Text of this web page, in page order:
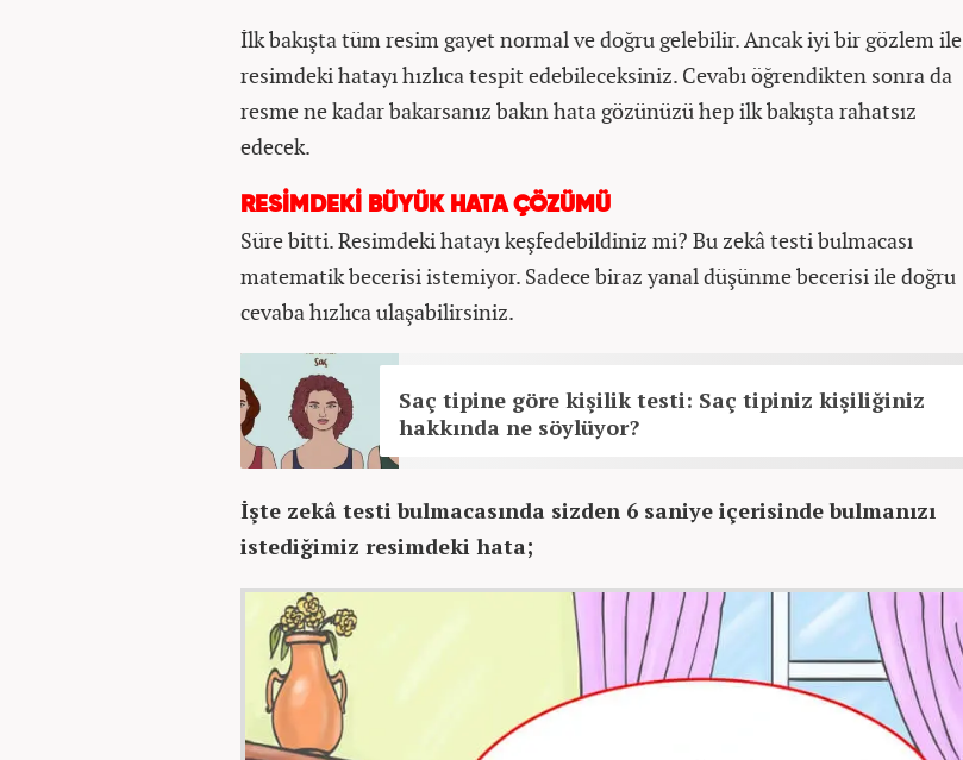
İlk bakışta tüm resim gayet normal ve doğru gelebilir. Ancak iyi bir gözlem ile
resimdeki hatayı hızlıca tespit edebileceksiniz. Cevabı öğrendikten sonra da
resme ne kadar bakarsanız bakın hata gözünüzü hep ilk bakışta rahatsız
edecek.
RESİMDEKİ BÜYÜK HATA ÇÖZÜMÜ
Süre bitti. Resimdeki hatayı keşfedebildiniz mi? Bu zekâ testi bulmacası
matematik becerisi istemiyor. Sadece biraz yanal düşünme becerisi ile doğru
cevaba hızlıca ulaşabilirsiniz.
Saç tipine göre kişilik testi: Saç tipiniz kişiliğiniz
hakkında ne söylüyor?
İşte zekâ testi bulmacasında sizden 6 saniye içerisinde bulmanızı
istediğimiz resimdeki hata;